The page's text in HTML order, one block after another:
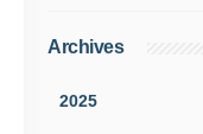
Archives
2025